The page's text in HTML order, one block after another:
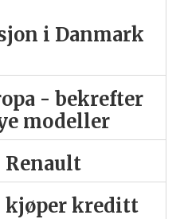
i Danmark
- bekrefter
modeller
Renault
kjøper kreditt